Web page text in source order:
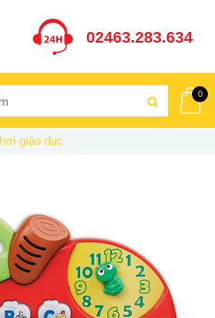
02463.283.634
0
giáo dục